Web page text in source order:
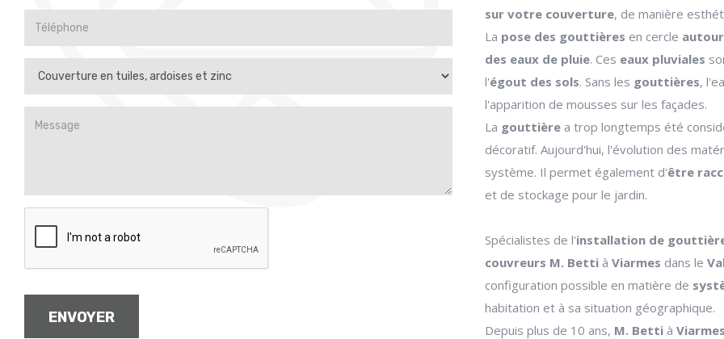
ENVOYER
sur votre couverture, de manière
La pose des gouttières en cercle
des eaux de pluie. Ces eaux pluviales
l'égout des sols. Sans les gouttières,
l'apparition de mousses sur les façades.
La gouttière a trop longtemps été
décoratif. Aujourd'hui, l'évolution des
système. Il permet également d'être
et de stockage pour le jardin.
Spécialistes de l'installation de
couvreurs M. Betti à Viarmes dans le
configuration possible en matière de
habitation et à sa situation géographique.
Depuis plus de 10 ans, M. Betti à